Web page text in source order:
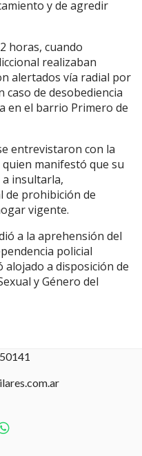
y de agredir
horas, cuando
realizaban
alertados vía radial por
de desobediencia
en el barrio Primero de
entrevistaron con la
manifestó que su
insultarla,
de prohibición de
vigente.
a la aprehensión del
policial
a disposición de
y Género del